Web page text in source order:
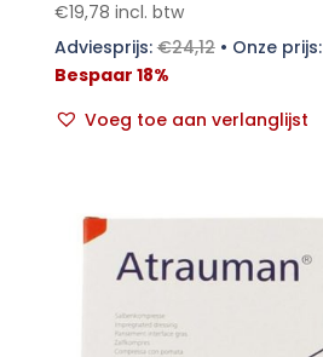
€19,78 incl. btw
Adviesprijs:€24,12• Onze prijs:
Bespaar 18%
Voeg toe aan verlanglijst